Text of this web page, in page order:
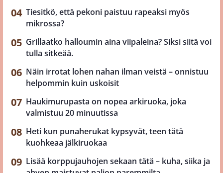
Tiesitkö, että pekoni paistuu rapeaksi myös
mikrossa?
Grillaatko halloumin aina viipaleina? Siksi siitä voi
tulla sitkeää.
Näin irrotat lohen nahan ilman veistä – onnistuu
helpommin kuin uskoisit
Haukimurupasta on nopea arkiruoka, joka
valmistuu 20 minuutissa
Heti kun punaherukat kypsyvät, teen tätä
kuohkeaa jälkiruokaa
Lisää korppujauhojen sekaan tätä – kuha, siika ja